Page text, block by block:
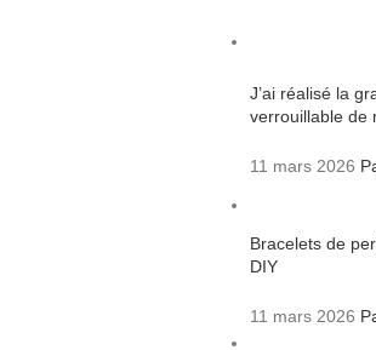
J’ai réalisé la
verrouillable de
11 mars 2026
Bracelets de
DIY
11 mars 2026